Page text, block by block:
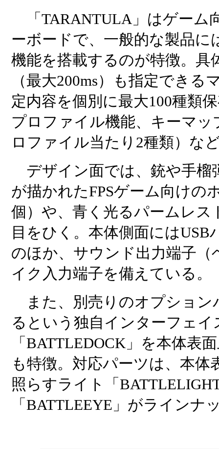
「TARANTULA」はゲーム
ーボードで、一般的な製品に
機能を搭載するのが特徴。具
（最大200ms）も指定できる
定内容を個別に最大100種類
プロファイル機能、キーマッ
ロファイル当たり2種類）な
デザイン面では、銃や手榴
が描かれたFPSゲーム向けの
個）や、青く光るパームレス
目をひく。本体側面にはUSB
のほか、サウンド出力端子（
イク入力端子を備えている。
また、別売りのオプション
るという独自インターフェイ
「BATTLEDOCK」を本体表
も特徴。対応パーツは、本体
照らすライト「
「BATTLEEYE」がラインナ